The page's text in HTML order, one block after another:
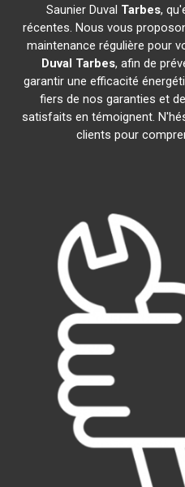
Saunier Duval Tarbes,
récentes. Nous vous
maintenance régulière pour
Duval Tarbes, afin de
garantir une efficacité
fiers de nos garanties et
satisfaits en témoignent.
clients pour